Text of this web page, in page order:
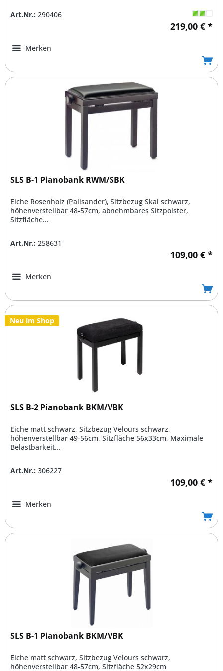
Art.Nr.: 290406
219,00 € *
Merken
SLS B-1 Pianobank RWM/SBK
Eiche Rosenholz (Palisander), Sitzbezug Skai schwarz,
höhenverstellbar 48-57cm, abnehmbares Sitzpolster,
Sitzfläche...
Art.Nr.: 258631
109,00 € *
Merken
Neu im Shop
SLS B-2 Pianobank BKM/VBK
Eiche matt schwarz, Sitzbezug Velours schwarz,
höhenverstellbar 49-56cm, Sitzfläche 56x33cm, Maximale
Belastbarkeit...
Art.Nr.: 306227
109,00 € *
Merken
SLS B-1 Pianobank BKM/VBK
Eiche matt schwarz, Sitzbezug Velours schwarz,
höhenverstellbar 48-57cm, Sitzfläche 52x29cm